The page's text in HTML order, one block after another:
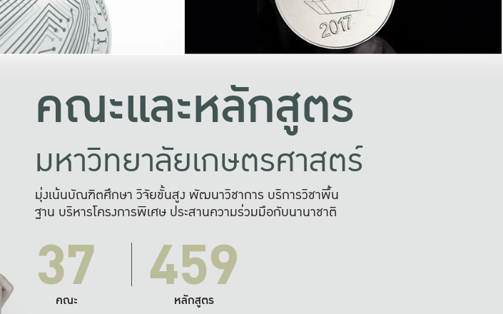
คณะและหลักสูตร
มหาวิทยาลัยเกษตรศาสตร์
มุ่งเน้นบัณฑิตศึกษา วิจัยขั้นสูง พัฒนาวิชาการ บริการวิชาพื้น
ฐาน บริหารโครงการพิเศษ ประสานความร่วมมือกับนานาชาติ
37
คณะ 459
หลักสูตร